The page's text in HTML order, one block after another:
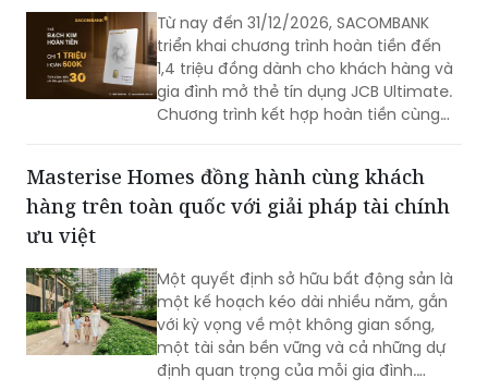
Từ nay đến 31/12/2026, SACOMBANK
triển khai chương trình hoàn tiền đến
1,4 triệu đồng dành cho khách hàng và
gia đình mở thẻ tín dụng JCB Ultimate.
Chương trình kết hợp hoàn tiền cùng
giao dịch đầu tiên.
Masterise Homes đồng hành cùng khách
hàng trên toàn quốc với giải pháp tài chính
ưu việt
Một quyết định sở hữu bất động sản là
một kế hoạch kéo dài nhiều năm, gắn
với kỳ vọng về một không gian sống,
một tài sản bền vững và cả những dự
định quan trọng của mỗi gia đình.